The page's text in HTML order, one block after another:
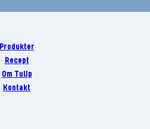
Produkter
Recept
Om Tulip
Kontakt